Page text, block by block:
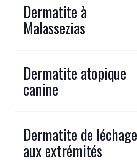
Dermatite à
Malassezias
Dermatite atopique
canine
Dermatite de léchage
aux extrémités